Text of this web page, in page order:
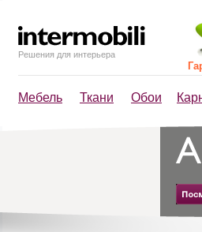
Решения для интерьера
Мебель Ткани Обои